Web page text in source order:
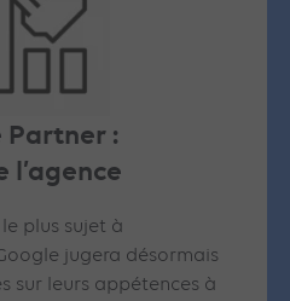
Partner :
l’agence
plus sujet à
jugera désormais
sur leurs appétences à